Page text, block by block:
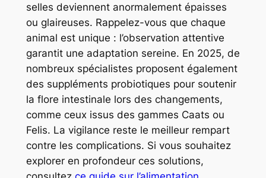
selles deviennent anormalement épaisses
ou glaireuses. Rappelez-vous que chaque
animal est unique : l’observation attentive
garantit une adaptation sereine. En 2025, de
nombreux spécialistes proposent également
des suppléments probiotiques pour soutenir
la flore intestinale lors des changements,
comme ceux issus des gammes Caats ou
Felis. La vigilance reste le meilleur rempart
contre les complications. Si vous souhaitez
explorer en profondeur ces solutions,